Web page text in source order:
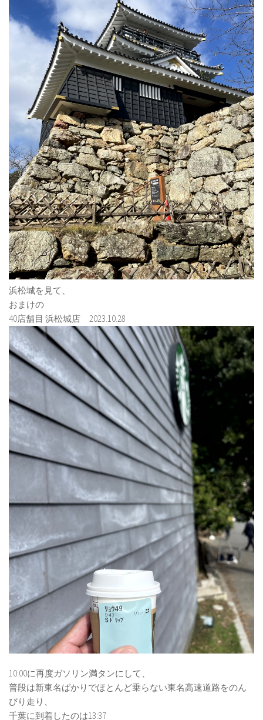
浜松城を見て、
おまけの
40店舗目 浜松城店 2023.10.28
10:00に再度ガソリン満タンにして、
普段は新東名ばかりでほとんど乗らない東名高速道路をのん
びり走り、
千葉に到着したのは13:37